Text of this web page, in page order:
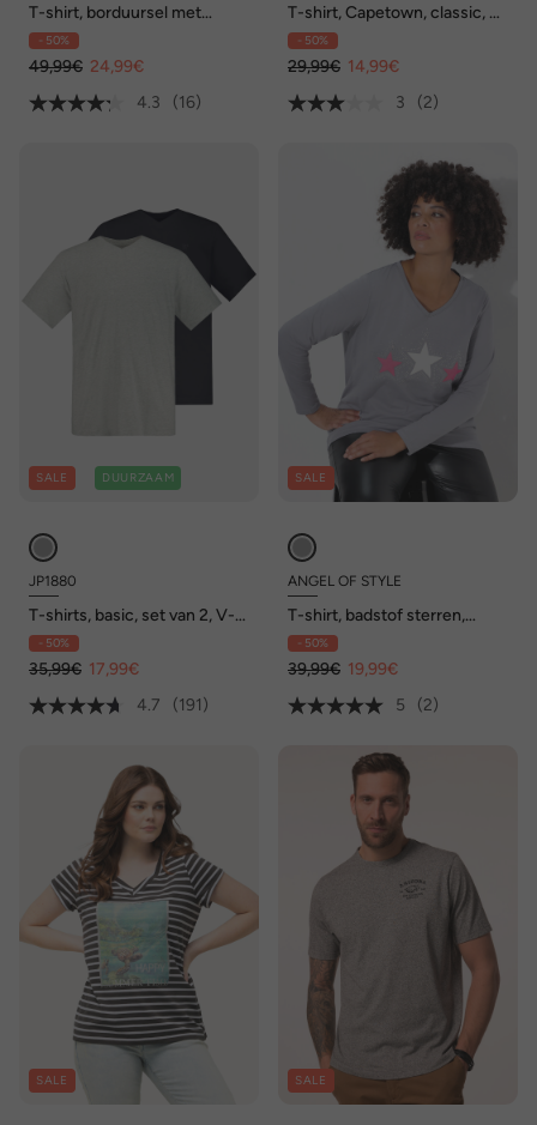
T-shirt, borduursel met
kraaltjes, A-lijn, ronde hals,
korte mouwen
- 50%
49,99€ 24,99€
4.3
(16)
T-shirt, Capetown, classic, V-
hals, halve mouwen
- 50%
29,99€ 14,99€
3
(2)
SALE DUURZAAM
JP1880
T-shirts, basic, set van 2, V-
hals, korte mouwen, tot 8 XL
- 50%
35,99€ 17,99€
4.7
(191)
SALE
ANGEL OF STYLE
T-shirt, badstof sterren,
lange mouwen
- 50%
39,99€ 19,99€
5
(2)
SALE SALE